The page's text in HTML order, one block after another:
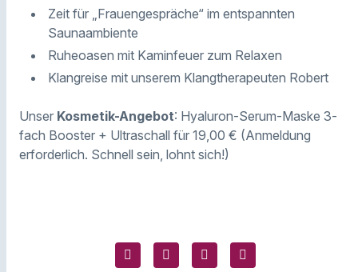
Zeit für „Frauengespräche“ im entspannten
Saunaambiente
Ruheoasen mit Kaminfeuer zum Relaxen
Klangreise mit unserem Klangtherapeuten Robert
Unser Kosmetik-Angebot: Hyaluron-Serum-Maske 3-
fach Booster + Ultraschall für 19,00 € (Anmeldung
erforderlich. Schnell sein, lohnt sich!)